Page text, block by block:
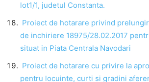
lot1/1, judetul Constanta.
Proiect de hotarare privind
de inchiriere 18975/28.02.2017
situat in Piata Centrala Navodari
Proiect de hotarare cu privire la
pentru locuinte, curti si gradini